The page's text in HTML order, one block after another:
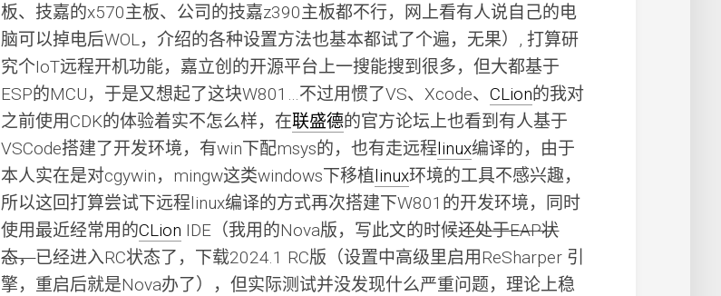
板、技嘉的x570主板、公司的技嘉z390主板都不行，网上看有人说自己的电
脑可以掉电后WOL，介绍的各种设置方法也基本都试了个遍，无果）, 打算研
究个IoT远程开机功能，嘉立创的开源平台上一搜能搜到很多，但大都基于
ESP的MCU，于是又想起了这块W801…不过用惯了VS、Xcode、CLion的我对
之前使用CDK的体验着实不怎么样，在联盛德的官方论坛上也看到有人基于
VSCode搭建了开发环境，有win下配msys的，也有走远程linux编译的，由于
本人实在是对cgywin，mingw这类windows下移植linux环境的工具不感兴趣，
所以这回打算尝试下远程linux编译的方式再次搭建下W801的开发环境，同时
使用最近经常用的CLion IDE（我用的Nova版，写此文的时候还处于EAP状
态，已经进入RC状态了，下载2024.1 RC版（设置中高级里启用ReSharper 引
擎，重启后就是Nova办了），但实际测试并没发现什么严重问题，理论上稳